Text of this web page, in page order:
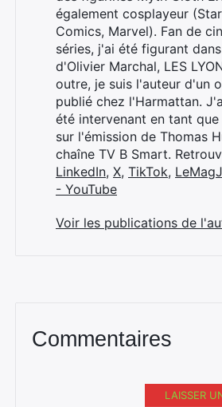
également cosplayeur
Comics, Marvel). Fan de
séries, j'ai été figurant
d'Olivier Marchal, LES
outre, je suis l'auteur d'un
publié chez l'Harmattan.
été intervenant en tant
sur l'émission de Thomas
chaîne TV B Smart.
LinkedIn, X, TikTok,
- YouTube
Voir les publications de
Commentaires
LAISSER